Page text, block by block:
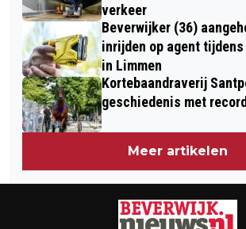
verkeer
Beverwijker (36)
inrijden op agent
in Limmen
Kortebaandraverij
geschiedenis met
Meer artikelen